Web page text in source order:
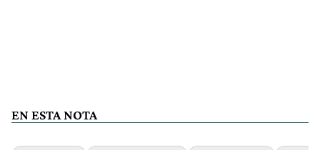
EN ESTA NOTA